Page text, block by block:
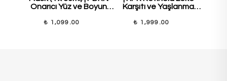
Onarıcı Yüz ve Boyun
₺ 1,099.00
Karşıtı ve Yaşlanma
₺ 1,999.00